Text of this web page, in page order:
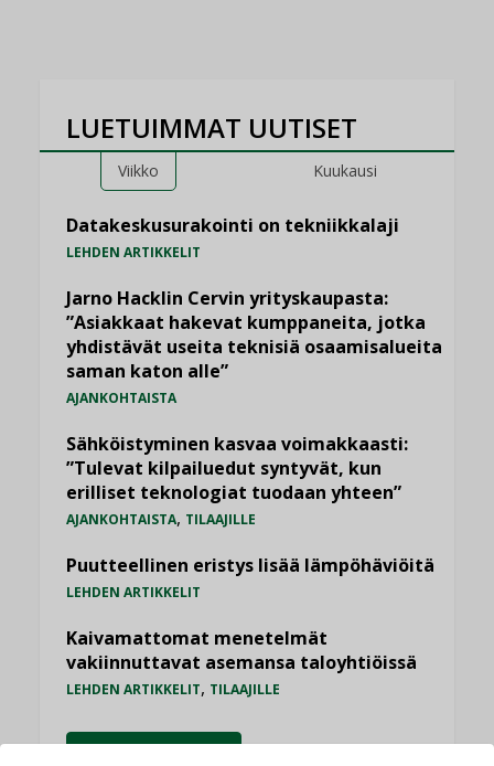
LUETUIMMAT UUTISET
Viikko Kuukausi
Datakeskusurakointi on tekniikkalaji
LEHDEN ARTIKKELIT
Jarno Hacklin Cervin yrityskaupasta:
”Asiakkaat hakevat kumppaneita, jotka
yhdistävät useita teknisiä osaamisalueita
saman katon alle”
AJANKOHTAISTA
Sähköistyminen kasvaa voimakkaasti:
”Tulevat kilpailuedut syntyvät, kun
erilliset teknologiat tuodaan yhteen”
AJANKOHTAISTA, TILAAJILLE
Puutteellinen eristys lisää lämpöhäviöitä
LEHDEN ARTIKKELIT
Kaivamattomat menetelmät
vakiinnuttavat asemansa taloyhtiöissä
LEHDEN ARTIKKELIT, TILAAJILLE